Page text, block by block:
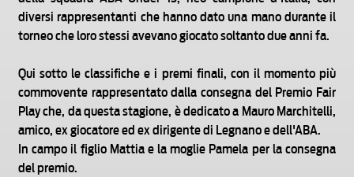
diversi rappresentanti che hanno dato una mano durante il
torneo che loro stessi avevano giocato soltanto due anni fa.
Qui sotto le classifiche e i premi finali, con il momento più
commovente rappresentato dalla consegna del Premio Fair
Play che, da questa stagione, è dedicato a Mauro Marchitelli,
amico, ex giocatore ed ex dirigente di Legnano e dell'ABA.
In campo il figlio Mattia e la moglie Pamela per la consegna
del premio.